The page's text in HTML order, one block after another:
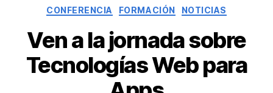
Categorías
CONFERENCIA FORMACIÓN NOTICIAS
Ven a la jornada sobre
Tecnologías Web para